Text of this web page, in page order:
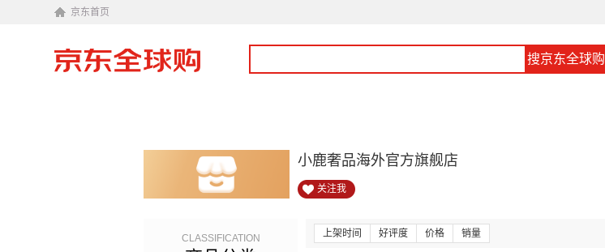
京东首页
搜京东全球购
小鹿奢品海外官方旗舰店
关注我
CLASSIFICATION 上架时间 好评度 价格 销量